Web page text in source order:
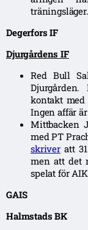
träningsläger.
Degerfors IF
Djurgårdens IF
Red Bull
Djurgården.
kontakt med
Ingen affär
Mittbacken
med PT
skriveratt
men att det
spelat för
GAIS
Halmstads BK